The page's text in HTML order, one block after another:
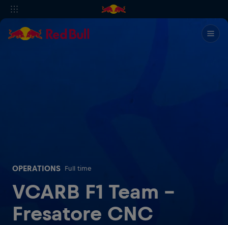
OPERATIONS Full time
VCARB F1 Team -
Fresatore CNC